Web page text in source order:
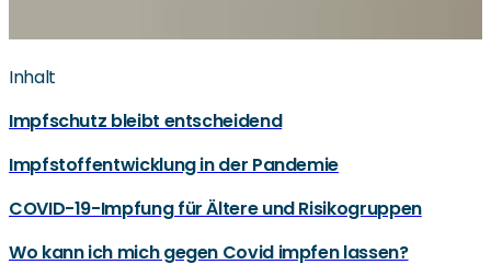
Inhalt
Impfschutz bleibt entscheidend
Impfstoffentwicklung in der Pandemie
COVID-19-Impfung für Ältere und Risikogruppen
Wo kann ich mich gegen Covid impfen lassen?